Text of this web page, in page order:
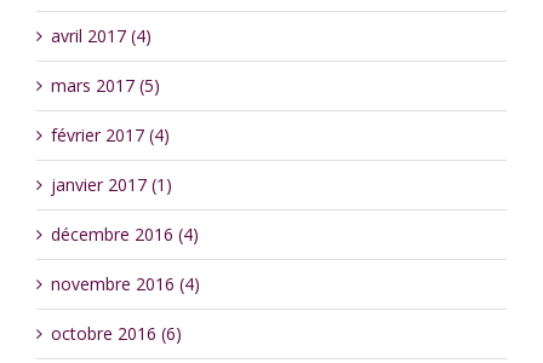
avril 2017 (4)
mars 2017 (5)
février 2017 (4)
janvier 2017 (1)
décembre 2016 (4)
novembre 2016 (4)
octobre 2016 (6)